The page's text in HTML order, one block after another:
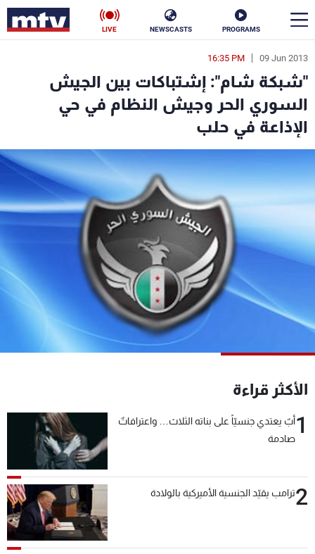
PROGRAMS
NEWSCASTS
LIVE
09 Jun 2013
16:35 PM
"شبكة شام": إشتباكات بين الجيش
السوري الحر وجيش النظام في حي
الإذاعة في حلب
الأكثر قراءة
1أبٌ يعتدي جنسيّاً على بناته الثلاث… واعترافاتٌ
صادمة
2ترامب يقيّد الجنسية الأميركية بالولادة
en
الأخبار
سياسة
فن
رياضة
كأس العالم
جدول البرامج
شاهد البرامج
الترددات
عن MTV
لاعلاناتكم
شروط الإسـتخدام
سياسة الخصوصية